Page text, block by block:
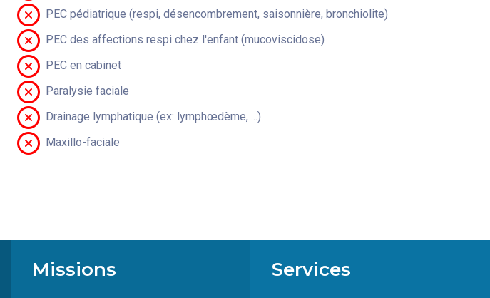
PEC pédiatrique (respi, désencombrement, saisonnière, bronchiolite)
PEC des affections respi chez l'enfant (mucoviscidose)
PEC en cabinet
Paralysie faciale
Drainage lymphatique (ex: lymphœdème, ...)
Maxillo-faciale
Missions Services